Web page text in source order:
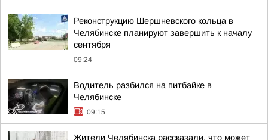
Реконструкцию Шершневского кольца в
Челябинске планируют завершить к началу
сентября
09:24
Водитель разбился на питбайке в
Челябинске
09:15
Жители Челябинска рассказали, что может